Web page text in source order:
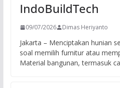
IndoBuildTech
09/07/2026 Dimas Heriyanto
Jakarta – Menciptakan hunian
soal memilih furnitur atau
Material bangunan, termasuk